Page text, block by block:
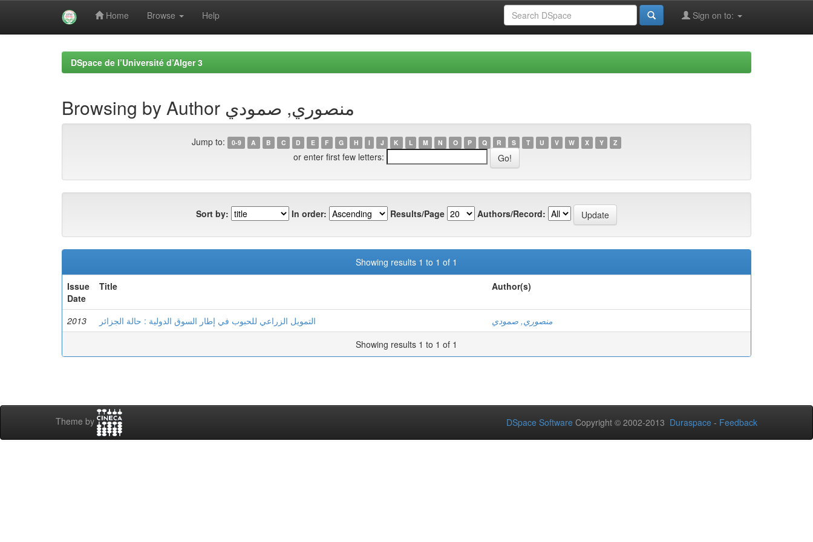
Home Browse Help Sign on to:
DSpace de l’Université d’Alger 3
Browsing by Author منصوري, صمودي
Jump to: 0-9 A B C D E F G H I J K L M N O P Q R S T U V W X Y Z
or enter first few letters:
Sort by: In order: Results/Page Authors/Record:
Showing results 1 to 1 of 1
Issue
Date
Title Author(s)
2013 التمويل الزراعي للحبوب في إطار السوق الدولية : حالة الجزائر
منصوري, صمودي
Showing results 1 to 1 of 1
Theme by DSpace Software Copyright © 2002-2013 Duraspace - Feedback